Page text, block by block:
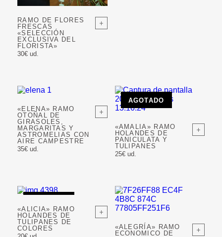
RAMO DE FLORES
FRESCAS
«SELECCIÓN
EXCLUSIVA DEL
FLORISTA»
30€ ud.
«ELENA» RAMO
OTOÑAL DE
GIRASOLES,
MARGARITAS Y
ASTROMELIAS CON
AIRE CAMPESTRE
35€ ud.
AGOTADO
«AMALIA» RAMO
HOLANDES DE
PANICULATA Y
TULIPANES
25€ ud.
«ALICIA» RAMO
HOLANDES DE
TULIPANES DE
COLORES
«ALEGRÍA» RAMO
ECONOMICO DE